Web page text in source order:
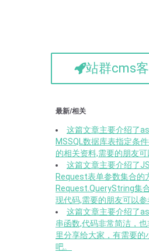
站群cms
最新/相关
这篇文章主要介绍了
MSSQL数据库表指定条
的相关资料,需要的朋友
这篇文章主要介绍了
Request表单参数集合的
Request.QueryString集
现代码,需要的朋友可以
这篇文章主要介绍了
串函数,代码非常简洁，
里分享给大家，有需要的
吧。